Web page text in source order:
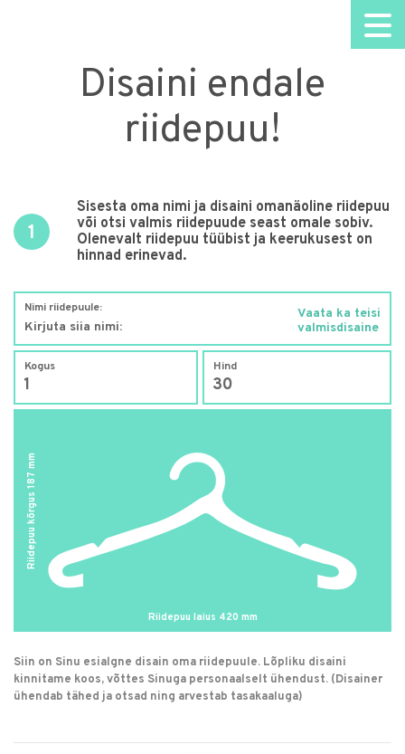
Disaini endale
riidepuu!
1
Sisesta oma nimi ja disaini omanäoline riidepuu
või otsi valmis riidepuude seast omale sobiv.
Olenevalt riidepuu tüübist ja keerukusest on
hinnad erinevad.
Nimi riidepuule:
Vaata ka teisi
valmisdisaine
Kogus Hind
Riidepuu kõrgus
187
mm
Riidepuu laius 420 mm
Siin on Sinu esialgne disain oma riidepuule. Lõpliku disaini
kinnitame koos, võttes Sinuga personaalselt ühendust. (Disainer
ühendab tähed ja otsad ning arvestab tasakaaluga)